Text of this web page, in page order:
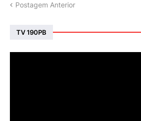
Postagem Anterior
TV 190PB